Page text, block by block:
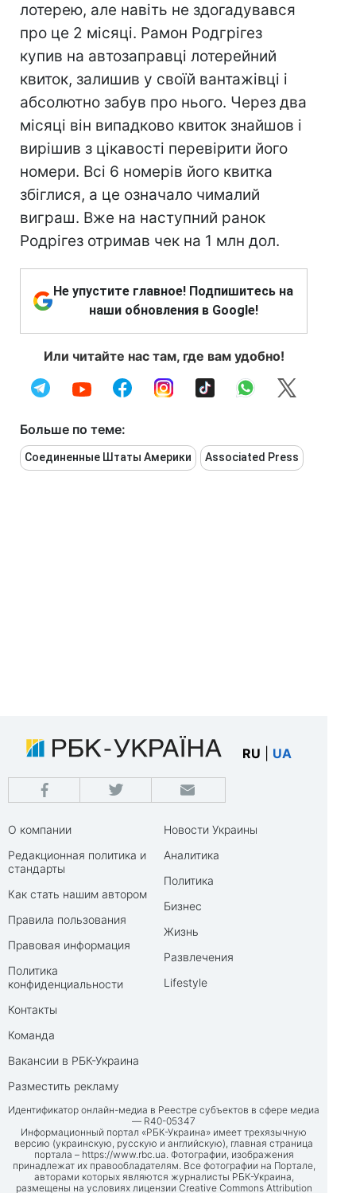
лотерею, але навіть не здогадувався
про це 2 місяці. Рамон Родгрігез
купив на автозаправці лотерейний
квиток, залишив у своїй вантажівці і
абсолютно забув про нього. Через два
місяці він випадково квиток знайшов і
вирішив з цікавості перевірити його
номери. Всі 6 номерів його квитка
збіглися, а це означало чималий
виграш. Вже на наступний ранок
Родрігез отримав чек на 1 млн дол.
Не упустите главное! Подпишитесь на
наши обновления в Google!
Или читайте нас там, где вам удобно!
Больше по теме:
Соединенные Штаты Америки Associated Press
RU UA
О компании
Редакционная политика и
стандарты
Как стать нашим автором
Правила пользования
Правовая информация
Политика
конфиденциальности
Контакты
Команда
Вакансии в РБК-Украина
Разместить рекламу
Новости Украины
Аналитика
Политика
Бизнес
Жизнь
Развлечения
Lifestyle
Идентификатор онлайн-медиа в Реестре субъектов в сфере медиа
— R40-05347
Информационный портал «РБК-Украина» имеет трехязычную
версию (украинскую, русскую и английскую), главная страница
портала – https://www.rbc.ua. Фотографии, изображения
принадлежат их правообладателям. Все фотографии на Портале,
авторами которых являются журналисты РБК-Украина,
размещены на условиях лицензии Creative Commons Attribution